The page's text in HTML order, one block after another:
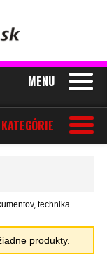
MENU
KATEGÓRIE
technika
produkty.